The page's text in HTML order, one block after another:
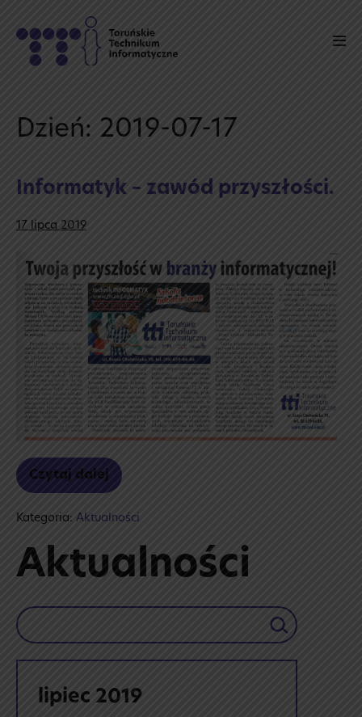
content
Aktualności
Szukaj
lipiec 2019
Dzień: 2019-07-17
Informatyk – zawód przyszłości.
17 lipca 2019
Informatyk
zawód
przyszłości.
Czytaj dalej
Informatyk
–
przyszłości.
Kategoria: Aktualności